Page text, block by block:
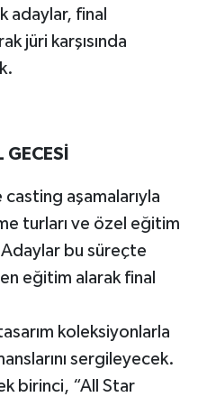
adaylar, final
jüri karşısında
GECESİ
casting aşamalarıyla
turları ve özel eğitim
bu süreçte
eğitim alarak final
koleksiyonlarla
sergileyecek.
birinci, “All Star